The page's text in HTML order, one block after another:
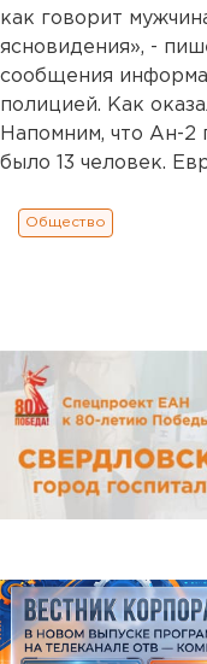
как говорит
ясновидения», -
сообщения
полицией. Как
Напомним, что Ан-2
было 13 человек.
Общество